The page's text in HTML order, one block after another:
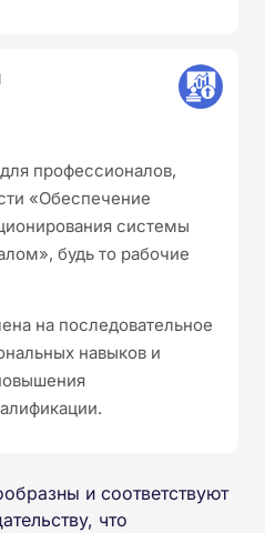
профессионалов,
«Обеспечение
системы
будь то рабочие
на последовательное
навыков и
и соответствуют
что